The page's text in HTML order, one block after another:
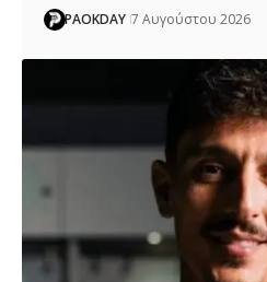
PAOKDAY 7 Αυγούστου 2026